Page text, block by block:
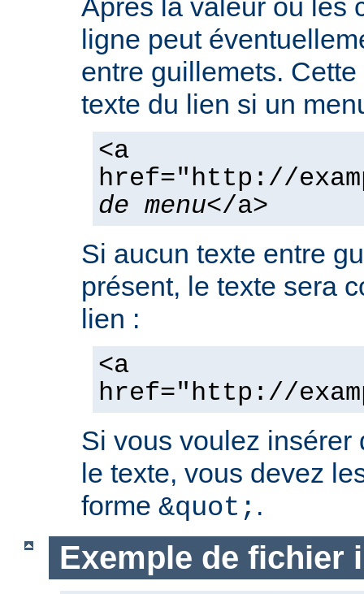
Après la valeur ou les
ligne peut
entre guillemets.
texte du lien si un
<a
href="http://
de menu</a>
Si aucun texte entre
présent, le texte sera
lien :
<a
href="http://
Si vous voulez insérer
le texte, vous devez
forme &quot; .
Exemple de fichier